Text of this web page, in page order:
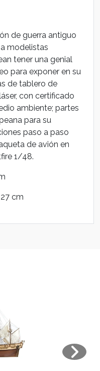
de guerra antiguo
modelistas
tener una genial
para exponer en su
de tablero de
con certificado
ambiente; partes
para su
paso a paso
de avión en
1/48.
cm